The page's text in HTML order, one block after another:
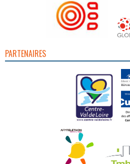
PARTENAIRES